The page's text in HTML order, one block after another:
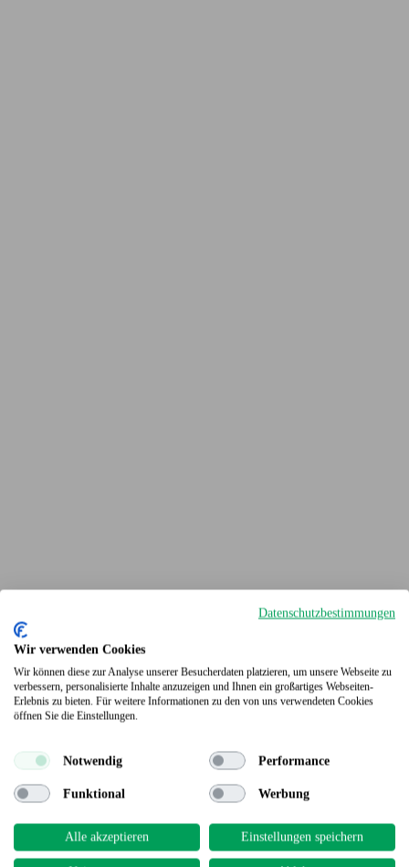
Terrassendielen
Datenschutzbestimmungen
Wir verwenden Cookies
Wir können diese zur Analyse unserer Besucherdaten platzieren, um unsere Webseite zu
verbessern, personalisierte Inhalte anzuzeigen und Ihnen ein großartiges Webseiten-
Erlebnis zu bieten. Für weitere Informationen zu den von uns verwendeten Cookies
öffnen Sie die Einstellungen.
Notwendig Performance
Funktional Werbung
Alle akzeptieren Einstellungen speichern